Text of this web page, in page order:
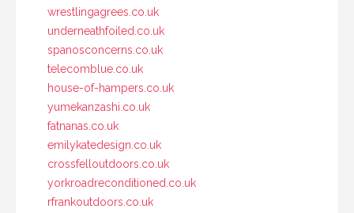
wrestlingagrees.co.uk
underneathfoiled.co.uk
spanosconcerns.co.uk
telecomblue.co.uk
house-of-hampers.co.uk
yumekanzashi.co.uk
fatnanas.co.uk
emilykatedesign.co.uk
crossfelloutdoors.co.uk
yorkroadreconditioned.co.uk
rfrankoutdoors.co.uk